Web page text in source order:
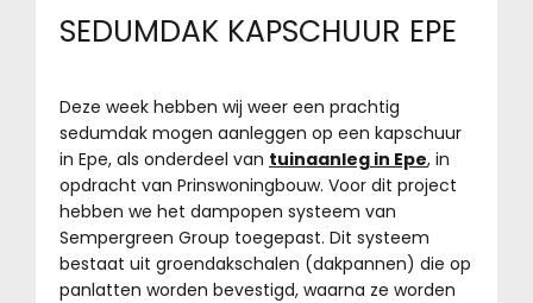
SEDUMDAK KAPSCHUUR EPE
Deze week hebben wij weer een prachtig
sedumdak mogen aanleggen op een kapschuur
in Epe, als onderdeel van tuinaanleg in Epe, in
opdracht van Prinswoningbouw. Voor dit project
hebben we het dampopen systeem van
Sempergreen Group toegepast. Dit systeem
bestaat uit groendakschalen (dakpannen) die op
panlatten worden bevestigd, waarna ze worden